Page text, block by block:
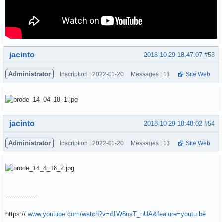
Hors ligne #53
2018-10-29 18:47:07
jacinto
Administrator Inscription : 2022-01-20 Messages : 13 Site Web
Hors ligne #54
2018-10-29 18:48:02
jacinto
Administrator Inscription : 2022-01-20 Messages : 13 Site Web
----------------
https:// www.youtube.com/watch?v=d1W8nsT_nUA&feature=youtu.be